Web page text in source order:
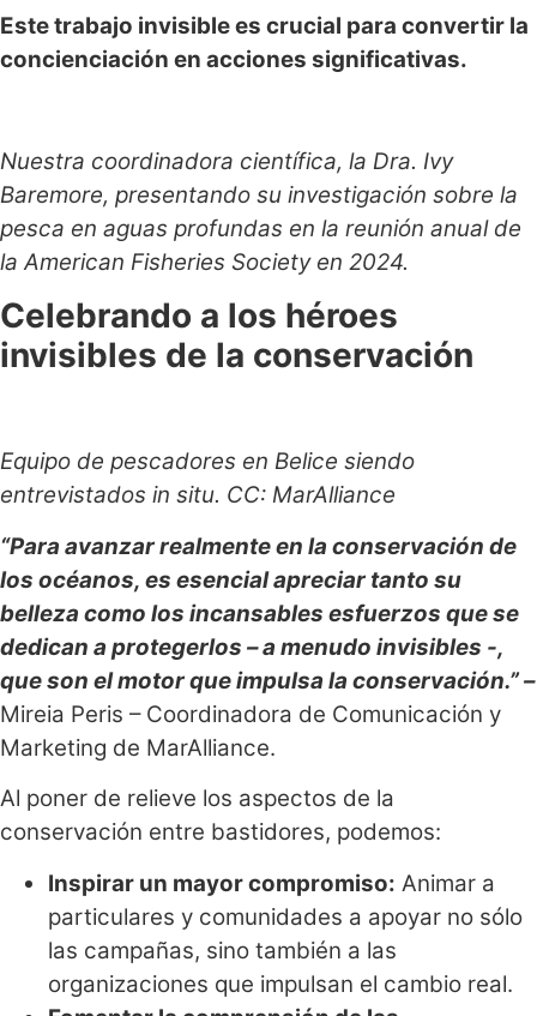
Este trabajo invisible es crucial para convertir la
concienciación en acciones significativas.
Nuestra coordinadora científica, la Dra. Ivy
Baremore, presentando su investigación sobre la
pesca en aguas profundas en la reunión anual de
la American Fisheries Society en 2024.
Celebrando a los héroes
invisibles de la conservación
Equipo de pescadores en Belice siendo
entrevistados in situ. CC: MarAlliance
“Para avanzar realmente en la conservación de
los océanos, es esencial apreciar tanto su
belleza como los incansables esfuerzos que se
dedican a protegerlos – a menudo invisibles -,
que son el motor que impulsa la conservación.” –
Mireia Peris – Coordinadora de Comunicación y
Marketing de MarAlliance.
Al poner de relieve los aspectos de la
conservación entre bastidores, podemos:
Inspirar un mayor compromiso: Animar a
particulares y comunidades a apoyar no sólo
las campañas, sino también a las
organizaciones que impulsan el cambio real.